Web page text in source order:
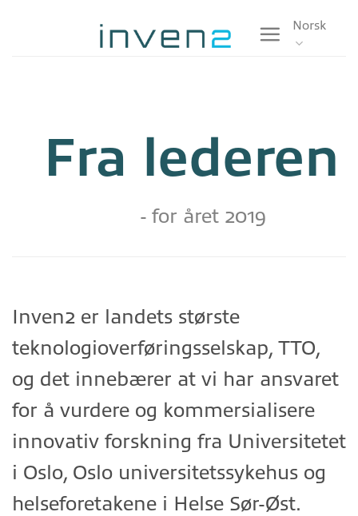
Norsk
Fra lederen
- for året 2019
Inven2 er landets største
teknologioverføringsselskap, TTO,
og det innebærer at vi har ansvaret
for å vurdere og kommersialisere
innovativ forskning fra Universitetet
i Oslo, Oslo universitetssykehus og
helseforetakene i Helse Sør-Øst.